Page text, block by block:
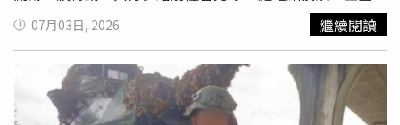
濫用公款及威脅總統等指控接受彈劾審判，案件結果將牽動
2028年總統大選。這也是薩拉第二度面臨彈劾危機。首次
彈劾案曾遭菲律賓最高法院認定程序違憲而失效，法院並指
出一年內不得再次提出相同性質的彈劾程序；不過，眾議院
今年重新提出新的彈劾案，並以壓倒性票數通過，使案件正
相關證物， 傳喚被告及證人共15人到案說明。檢察官複訊後
認定，陳姓、劉姓、鄭姓及2名李姓幹部等5人，利用擔任誠
法挪用集團資金，涉犯背信、侵占、詐欺、洗錢、違反《商
業會計法》及《銀行法》等罪嫌重大，且有串證、滅證之
07月03日, 2026 繼續閱讀